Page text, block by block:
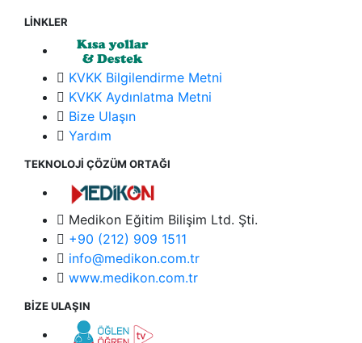
LİNKLER
KVKK Bilgilendirme Metni
KVKK Aydınlatma Metni
Bize Ulaşın
Yardım
TEKNOLOJİ ÇÖZÜM ORTAĞI
Medikon Eğitim Bilişim Ltd. Şti.
+90 (212) 909 1511
info@medikon.com.tr
www.medikon.com.tr
BİZE ULAŞIN